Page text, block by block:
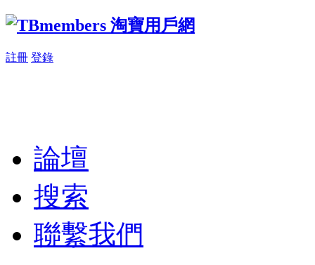
註冊 登錄
論壇
搜索
聯繫我們